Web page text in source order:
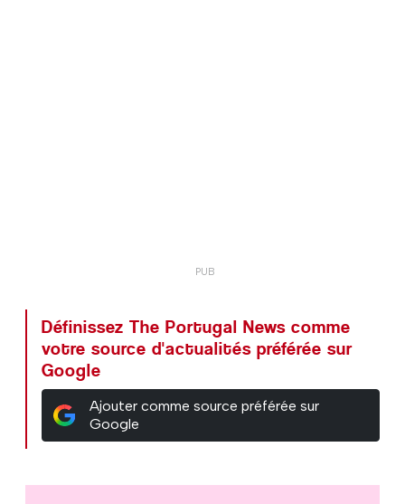
Définissez The Portugal News comme
votre source d'actualités préférée sur
Google
Ajouter comme source préférée sur
Google